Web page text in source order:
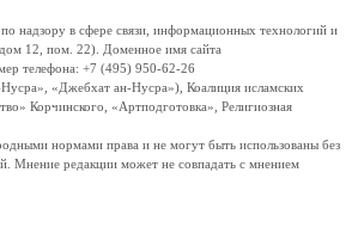
в сфере связи, информационных технологий и
12, пом. 22). Доменное имя сайта
телефона: +7 (495) 950-62-26
«Джебхат ан-Нусра»), Коалиция исламских
Корчинского, «Артподготовка», Религиозная
нормами права и не могут быть использованы без
Мнение редакции может не совпадать с мнением